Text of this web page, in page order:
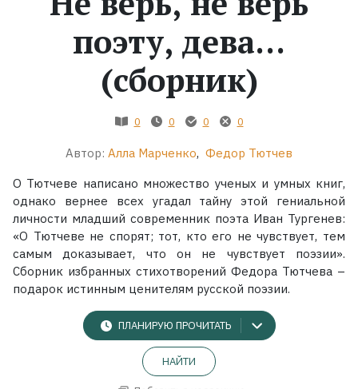
Экранизации
поэту, дева...
(сборник)
0 0 0 0
Автор: Алла Марченко, Федор Тютчев
О Тютчеве написано множество ученых и умных книг,
однако вернее всех угадал тайну этой гениальной
личности младший современник поэта Иван Тургенев:
«О Тютчеве не спорят; тот, кто его не чувствует, тем
самым доказывает, что он не чувствует поэзии».
Сборник избранных стихотворений Федора Тютчева –
подарок истинным ценителям русской поэзии.
ПЛАНИРУЮ ПРОЧИТАТЬ
НАЙТИ